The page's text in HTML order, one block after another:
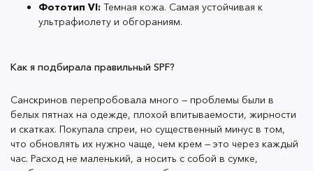
определяет реакцию кожи на ультрафиолет. Чем
реагировать на солнце. От этого и возникают
обгорания, а некоторым людям сложно даже не
ровный загар заработать, а просто хоть чуть-чуть
загореть.
Фототип VI: Темная кожа. Самая устойчивая к
ультрафиолету и обгораниям.
Как я подбирала правильный SPF?
Санскринов перепробовала много — проблемы были в
белых пятнах на одежде, плохой впитываемости, жирности
и скатках. Покупала спреи, но существенный минус в том,
что обновлять их нужно чаще, чем крем — это через каждый
час. Расход не маленький, а носить с собой в сумке,